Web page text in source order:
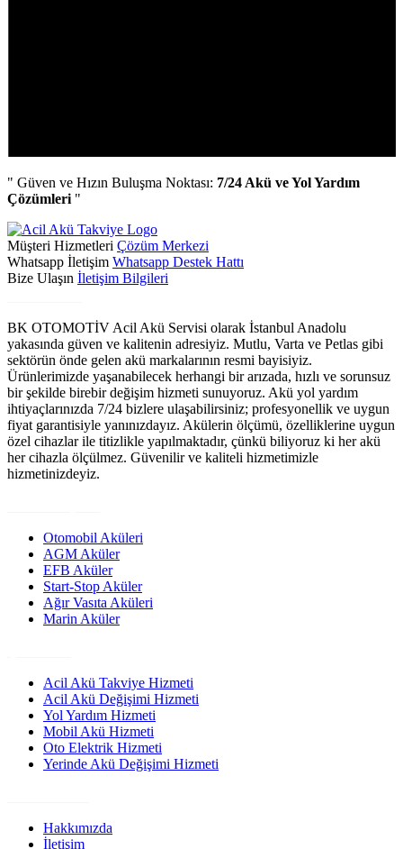
" Güven ve Hızın Buluşma Noktası: 7/24 Akü ve Yol Yardım
Çözümleri "
Müşteri Hizmetleri Çözüm Merkezi
Whatsapp İletişim Whatsapp Destek Hattı
Bize Ulaşın İletişim Bilgileri
BK OTOMOTİV Acil Akü Servisi olarak İstanbul Anadolu
yakasında güven ve kalitenin adresiyiz. Mutlu, Varta ve Petlas gibi
sektörün önde gelen akü markalarının resmi bayisiyiz.
Ürünlerimizde yaşanabilecek herhangi bir arızada, hızlı ve sorunsuz
bir şekilde birebir değişim hizmeti sunuyoruz. Akü yol yardım
ihtiyaçlarınızda 7/24 bizlere ulaşabilirsiniz; profesyonellik ve uygun
fiyat garantisiyle yanınızdayız. Akülerin ölçümü, özelliklerine uygun
özel cihazlar ile titizlikle yapılmaktadır, çünkü biliyoruz ki her akü
her cihazla ölçülmez. Güvenilir ve kaliteli hizmetimizle
hizmetinizdeyiz.
Otomobil Aküleri
AGM Aküler
EFB Aküler
Start-Stop Aküler
Ağır Vasıta Aküleri
Marin Aküler
Acil Akü Takviye Hizmeti
Acil Akü Değişimi Hizmeti
Yol Yardım Hizmeti
Mobil Akü Hizmeti
Oto Elektrik Hizmeti
Yerinde Akü Değişimi Hizmeti
Hakkımızda
İletişim